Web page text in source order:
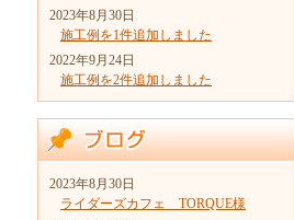
2023年8月30日
施工例を1件追加しました
2022年9月24日
施工例を2件追加しました
2023年8月30日
ライダーズカフェ TORQUE様